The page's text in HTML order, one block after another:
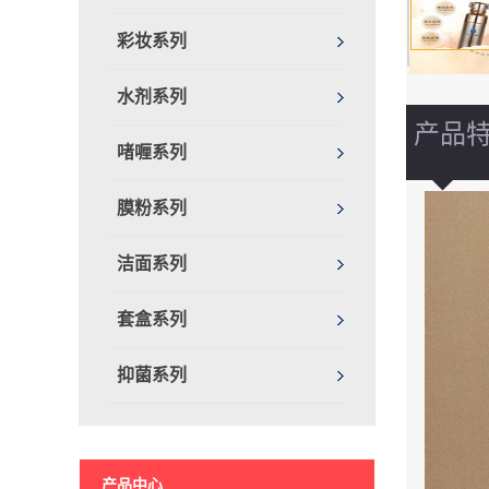
彩妆系列
水剂系列
啫喱系列
膜粉系列
洁面系列
套盒系列
抑菌系列
产品中心
产品